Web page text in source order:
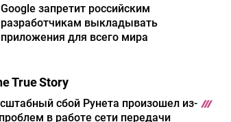
Google запретит российским
разработчикам выкладывать
приложения для всего мира